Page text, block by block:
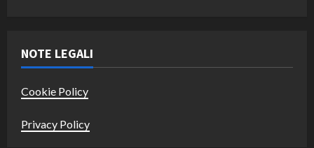
NOTE LEGALI
Cookie Policy
Privacy Policy